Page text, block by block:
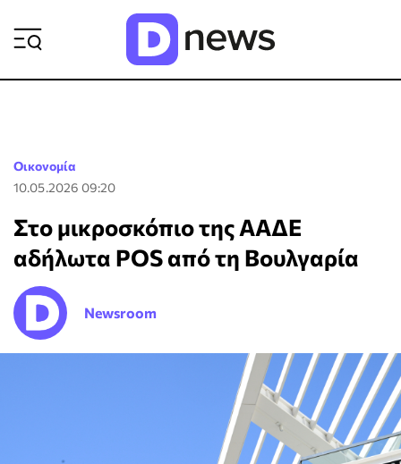
Οικονομία
10.05.2026 09:20
Στο μικροσκόπιο της ΑΑΔΕ
αδήλωτα POS από τη Βουλγαρία
Newsroom